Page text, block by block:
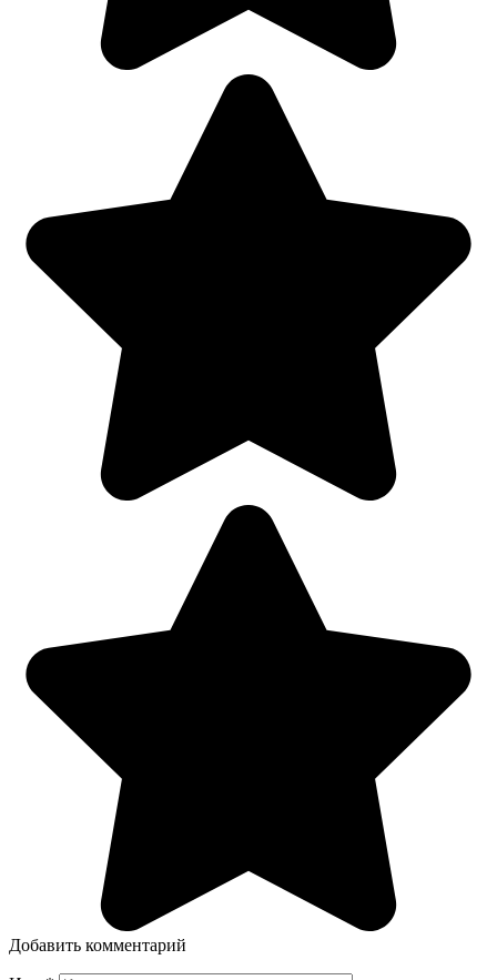
Добавить комментарий